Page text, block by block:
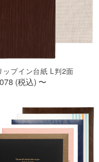
ップイン台紙 L判2面
(税込) 〜